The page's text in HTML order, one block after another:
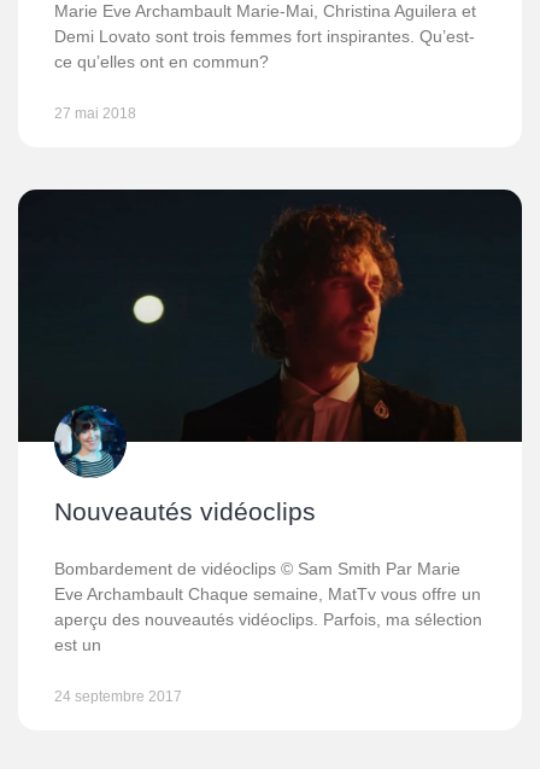
Marie Eve Archambault Marie-Mai, Christina Aguilera et
Demi Lovato sont trois femmes fort inspirantes. Qu’est-
ce qu’elles ont en commun?
27 mai 2018
Nouveautés vidéoclips
Bombardement de vidéoclips © Sam Smith Par Marie
Eve Archambault Chaque semaine, MatTv vous offre un
aperçu des nouveautés vidéoclips. Parfois, ma sélection
est un
24 septembre 2017